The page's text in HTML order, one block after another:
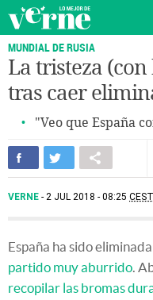
MUNDIAL DE RUSIA
La tristeza
tras caer
"Veo que España
VERNE 2 JUL 2018 - 08:25 CEST
España ha sido
partido muy aburrido.
recopilar las bromas